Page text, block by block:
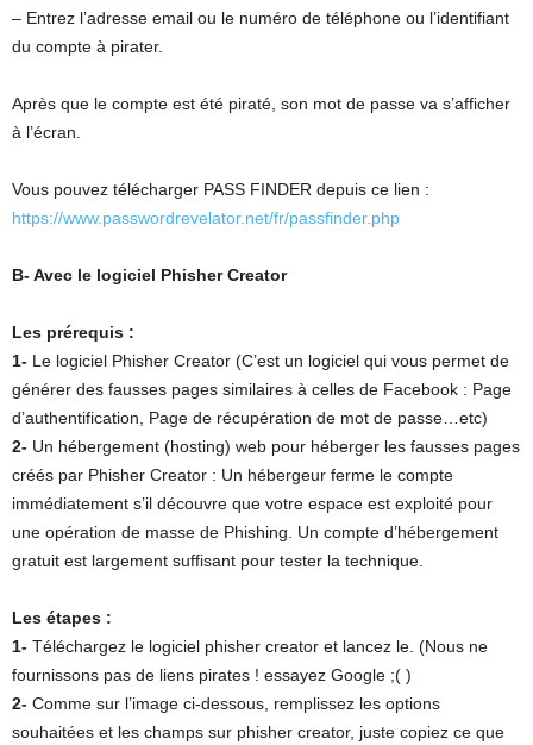
– Entrez l’adresse email ou le numéro de téléphone ou l’identifiant
du compte à pirater.
Après que le compte est été piraté, son mot de passe va s’afficher
à l’écran.
Vous pouvez télécharger PASS FINDER depuis ce lien :
https://www.passwordrevelator.net/fr/passfinder.php
B- Avec le logiciel Phisher Creator
Les prérequis :
1- Le logiciel Phisher Creator (C’est un logiciel qui vous permet de
générer des fausses pages similaires à celles de Facebook : Page
d’authentification, Page de récupération de mot de passe…etc)
2- Un hébergement (hosting) web pour héberger les fausses pages
créés par Phisher Creator : Un hébergeur ferme le compte
immédiatement s’il découvre que votre espace est exploité pour
une opération de masse de Phishing. Un compte d’hébergement
gratuit est largement suffisant pour tester la technique.
Les étapes :
1- Téléchargez le logiciel phisher creator et lancez le. (Nous ne
fournissons pas de liens pirates ! essayez Google ;( )
2- Comme sur l’image ci-dessous, remplissez les options
souhaitées et les champs sur phisher creator, juste copiez ce que